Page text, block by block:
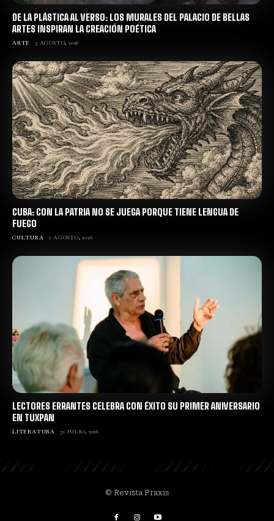
DE LA PLÁSTICA AL VERSO: LOS MURALES DEL PALACIO DE BELLAS
ARTES INSPIRAN LA CREACIÓN POÉTICA
ARTE 3 AGOSTO, 2026
CUBA: CON LA PATRIA NO SE JUEGA PORQUE TIENE LENGUA DE
FUEGO
CULTURA 2 AGOSTO, 2026
LECTORES ERRANTES CELEBRA CON ÉXITO SU PRIMER ANIVERSARIO
EN TUXPAN
LITERATURA 31 JULIO, 2026
© Revista Praxis